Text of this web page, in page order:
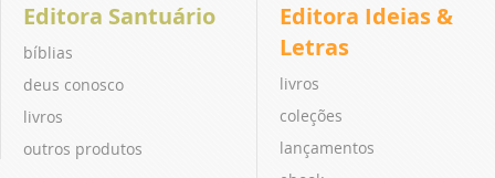
Editora Santuário
bíblias
deus conosco
livros
outros produtos
Editora Ideias &
Letras
livros
coleções
lançamentos